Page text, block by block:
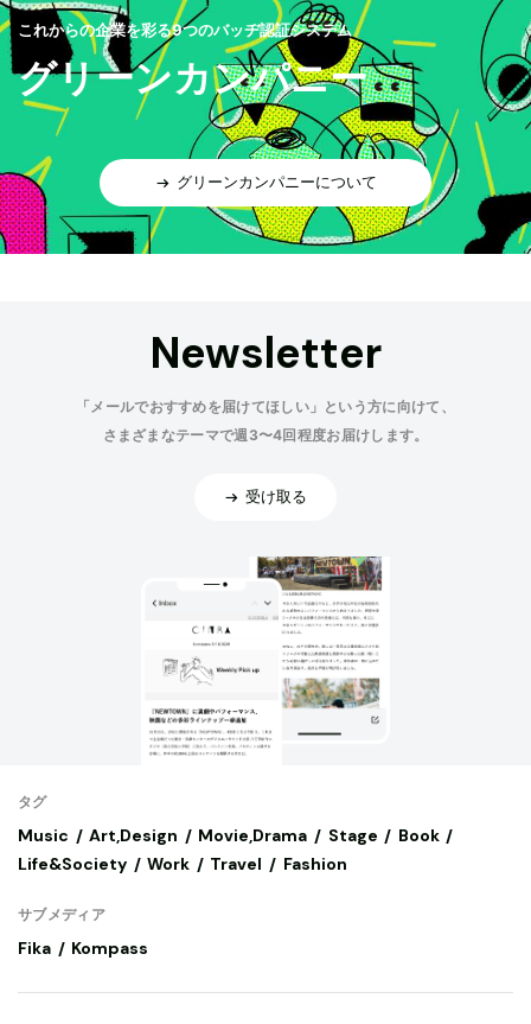
これからの企業を彩る9つのバッヂ認証システム
グリーンカンパニー
グリーンカンパニーについて
Newsletter
「メールでおすすめを届けてほしい」という方に向けて、
さまざまなテーマで週3〜4回程度お届けします。
受け取る
タグ
Music Art,Design Movie,Drama Stage
Book
Life&Society
Work Travel Fashion
サブメディア
Fika Kompass